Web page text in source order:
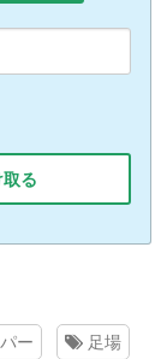
る
ー 足場